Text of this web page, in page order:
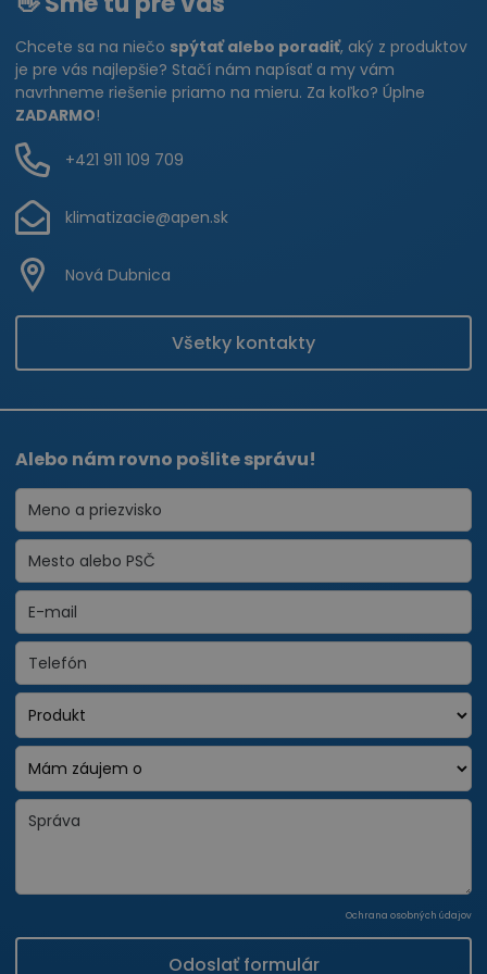
Chcete sa na niečo spýtať alebo poradiť, aký z produktov
je pre vás najlepšie? Stačí nám napísať a my vám
navrhneme riešenie priamo na mieru. Za koľko? Úplne
ZADARMO!
+421 911 109 709
klimatizacie@apen.sk
Nová Dubnica
Všetky kontakty
Alebo nám rovno pošlite správu!
Ochrana osobných údajov
Odoslať formulár